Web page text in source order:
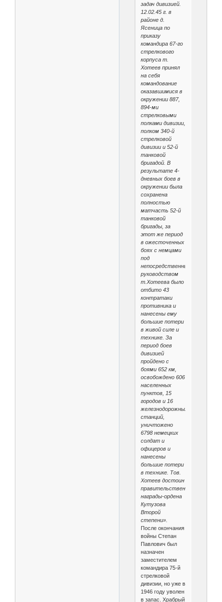
задач дивизией.
12.02.45 г. в
районе д.
Ясеница по
приказу
командира 67-го
стрелкового
корпуса т.
Хотеев принял
на себя
командование
оказавшимися в
окружении 887,
894-ми
стрелковыми
полками дивизии,
полком 340-й
стрелковой
дивизии и 52-й
танковой
бригадой. В
результате 4-
дневных боев в
окружении была
сохранена
полностью
матчасть 52-й
танковой
бригады, за
этот же период
в ожесточенных
боях с немцами
под
непосредственным
руководством
т.Хотеева было
отбито 43
контратаки
противника и
нанесены ему
большие потери
в живой силе и
технике. За
период боев
дивизией
пройдено с
боями 652 км,
освобождено 606
населенных
пунктов, 15
городов и 16
железнодорожных
станций,
уничтожено
6798 немецких
солдат и
офицеров и
нанесены
большие потери
в технике. Тов.
Хотеев достоин
правительственной
награды-ордена
Кутузова
Второй
степени».
После окончания
войны Степан
Павлович был
назначен
заместителем
командира 75-й
стрелковой
дивизии, но уже в
1946 году уволен
в запас. Храбрый